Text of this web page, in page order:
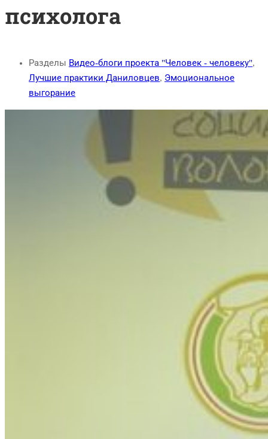
психолога
Разделы Видео-блоги проекта "Человек - человеку",
Лучшие практики Даниловцев, Эмоциональное
выгорание